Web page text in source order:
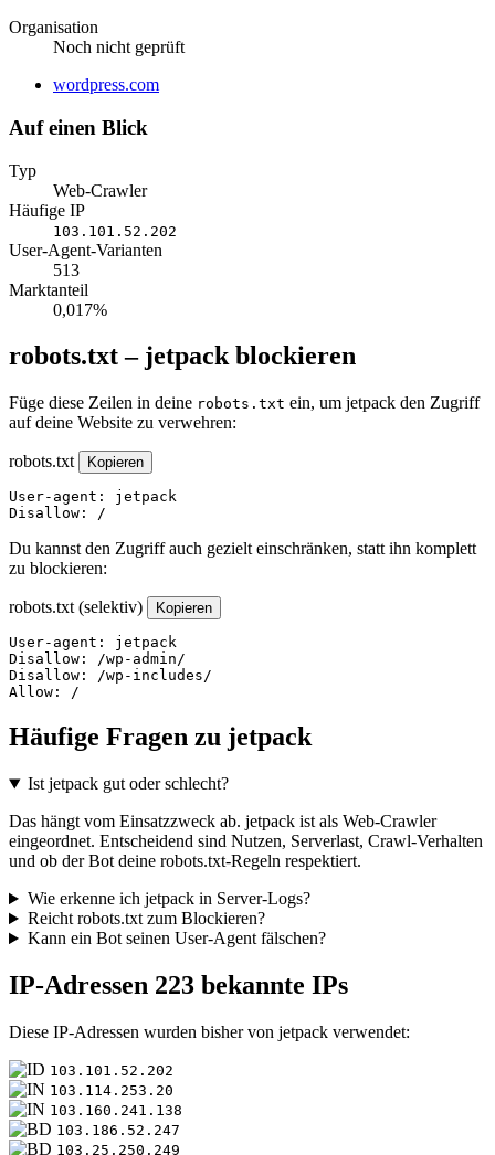
Organisation
Noch nicht geprüft
Website
wordpress.com
Auf einen Blick
Typ
Web-Crawler
Häufige IP
103.101.52.202
User-Agent-Varianten
513
Marktanteil
0,017%
robots.txt – jetpack blockieren
Füge diese Zeilen in deine robots.txt ein, um jetpack den Zugriff
auf deine Website zu verwehren:
robots.txt Kopieren
User-agent: jetpack
Disallow: /
Du kannst den Zugriff auch gezielt einschränken, statt ihn komplett
zu blockieren:
robots.txt (selektiv) Kopieren
User-agent: jetpack
Disallow: /wp-admin/
Disallow: /wp-includes/
Allow: /
Häufige Fragen zu jetpack
Ist jetpack gut oder schlecht?
Das hängt vom Einsatzzweck ab. jetpack ist als Web-Crawler
eingeordnet. Entscheidend sind Nutzen, Serverlast, Crawl-Verhalten
und ob der Bot deine robots.txt-Regeln respektiert.
Wie erkenne ich jetpack in Server-Logs?
Reicht robots.txt zum Blockieren?
Kann ein Bot seinen User-Agent fälschen?
IP-Adressen 223 bekannte IPs
Diese IP-Adressen wurden bisher von jetpack verwendet:
103.101.52.202
103.114.253.20
103.160.241.138
103.186.52.247
103.25.250.249